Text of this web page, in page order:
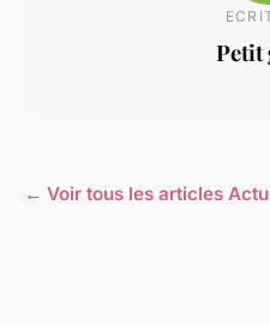
Petit
← Voir tous les articles Actu